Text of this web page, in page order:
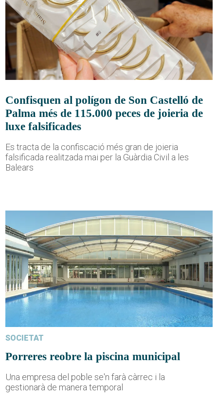
Confisquen al polígon de Son Castelló de
Palma més de 115.000 peces de joieria de
luxe falsificades
Es tracta de la confiscació més gran de joieria
falsificada realitzada mai per la Guàrdia Civil a les
Balears
SOCIETAT
Porreres reobre la piscina municipal
Una empresa del poble se'n farà càrrec i la
gestionarà de manera temporal